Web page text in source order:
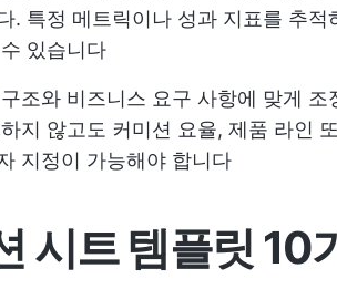
. 특정 메트릭이나 성과 지표를 추적
있습니다
조와 비즈니스 요구 사항에 맞게 조
지 않고도 커미션 요율, 제품 라인
지정이 가능해야 합니다
시트 템플릿 10